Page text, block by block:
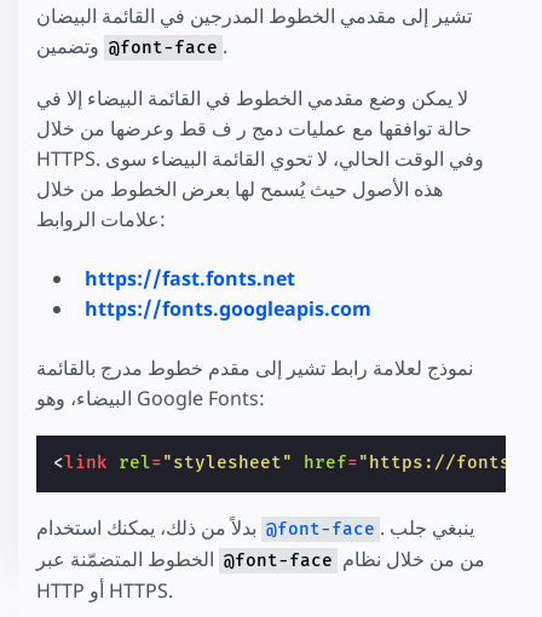
تشير إلى مقدمي الخطوط المدرجين في القائمة البيضان
@font-face .
لا يمكن وضع مقدمي الخطوط في القائمة البيضاء إلا في
حالة توافقها مع عمليات دمج ر ف قط وعرضها من خلال
HTTPS. وفي الوقت الحالي، لا تحوي القائمة البيضاء سوى
هذه الأصول حيث يُسمح لها بعرض الخطوط من خلال
علامات الروابط:
https://fast.fonts.net
https://fonts.googleapis.com
نموذج لعلامة رابط تشير إلى مقدم خطوط مدرج بالقائمة
البيضاء، وهو Google Fonts:
<link rel="stylesheet" href="https://
@font-face . ينبغي جلب
@font-face
HTTP أو HTTPS.